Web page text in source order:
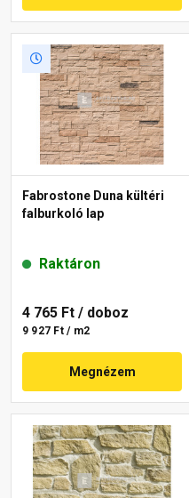
Fabrostone Duna kültéri
falburkoló lap
Raktáron
4 765 Ft / doboz
9 927 Ft / m2
Megnézem